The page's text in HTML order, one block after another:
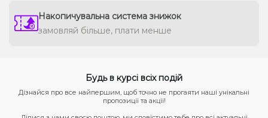
Накопичувальна система знижок
замовляй більше, плати менше
Будь в курсі всіх подій
Дізнайся про все найпершим, щоб точно не прогаяти наші унікальні
пропозиції та акції!